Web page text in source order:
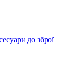
до зброї